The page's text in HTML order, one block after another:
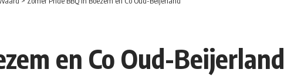
en Co Oud-Beijerland